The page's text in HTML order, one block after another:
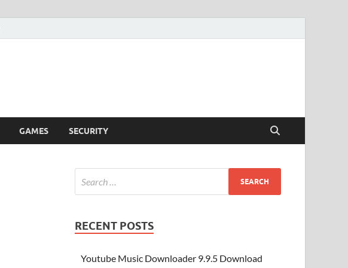
GAMES SECURITY
RECENT POSTS
Youtube Music Downloader 9.9.5 Download